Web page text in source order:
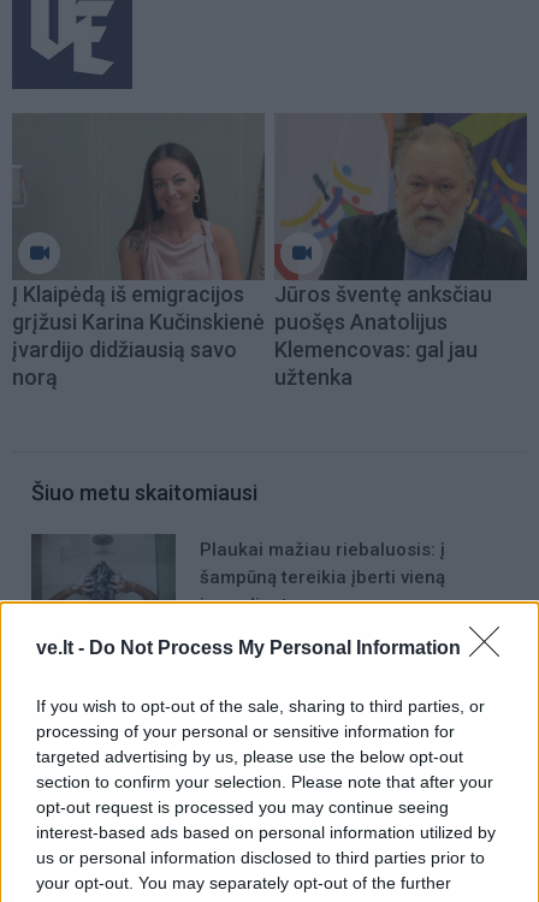
ve.lt - Do Not Process My Personal Information
If you wish to opt-out of the sale, sharing to third parties, or
processing of your personal or sensitive information for
targeted advertising by us, please use the below opt-out
section to confirm your selection. Please note that after your
opt-out request is processed you may continue seeing
interest-based ads based on personal information utilized by
us or personal information disclosed to third parties prior to
your opt-out. You may separately opt-out of the further
Į Klaipėdą iš emigracijos
grįžusi Karina Kučinskienė
įvardijo didžiausią savo
norą
Jūros šventę anksčiau
puošęs Anatolijus
Klemencovas: gal jau
užtenka
Šiuo metu skaitomiausi
Plaukai mažiau riebaluosis: į
šampūną tereikia įberti vieną
ingredientą
Trijų Zodiako ženklų jau
triumfas visuose reikaluose
Šie Zodiako ženklai pagaliau
pasieks proveržį, kurio taip ilgai
laukė